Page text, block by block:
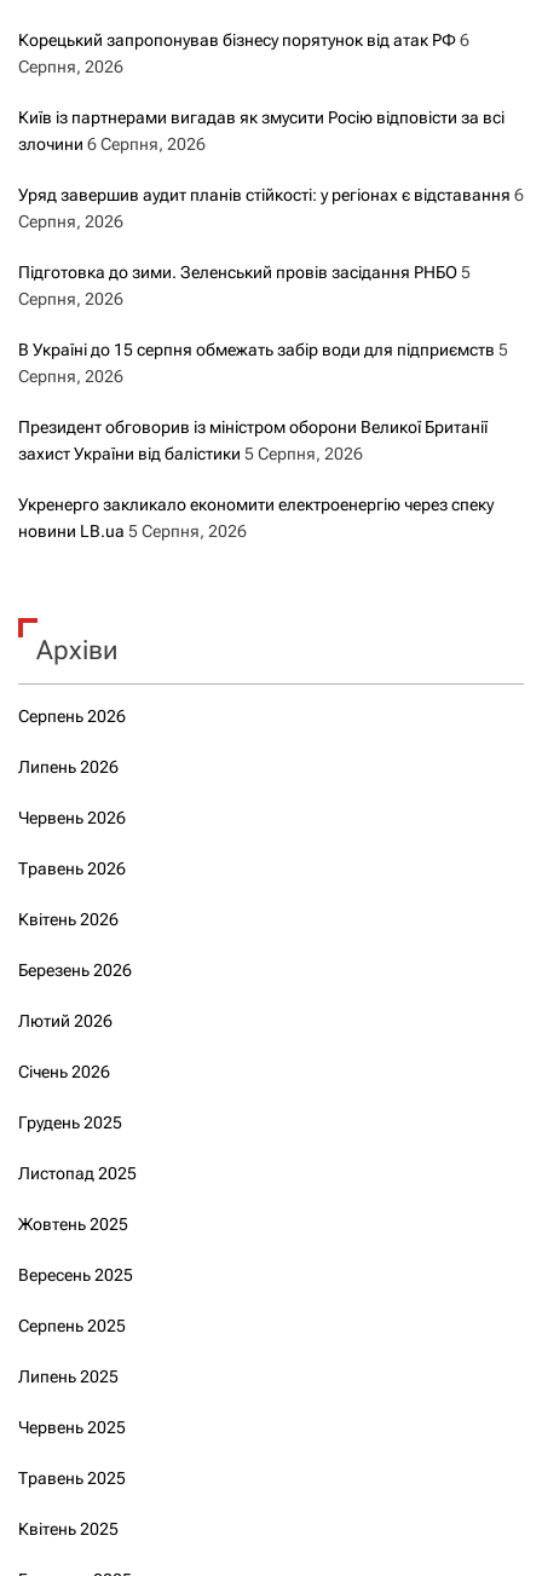
Корецький запропонував бізнесу порятунок від атак РФ6
Серпня, 2026
Київ із партнерами вигадав як змусити Росію відповісти за всі
злочини 6 Серпня, 2026
Уряд завершив аудит планів стійкості: у регіонах є відставання 6
Серпня, 2026
Підготовка до зими. Зеленський провів засідання РНБО5
Серпня, 2026
В Україні до 15 серпня обмежать забір води для підприємств 5
Серпня, 2026
Президент обговорив із міністром оборони Великої Британії
захист України від балістики 5 Серпня, 2026
Укренерго закликало економити електроенергію через спеку
новини LB.ua 5 Серпня, 2026
Архіви
Серпень 2026
Липень 2026
Червень 2026
Травень 2026
Квітень 2026
Березень 2026
Лютий 2026
Січень 2026
Грудень 2025
Листопад 2025
Жовтень 2025
Вересень 2025
Серпень 2025
Липень 2025
Червень 2025
Травень 2025
Квітень 2025